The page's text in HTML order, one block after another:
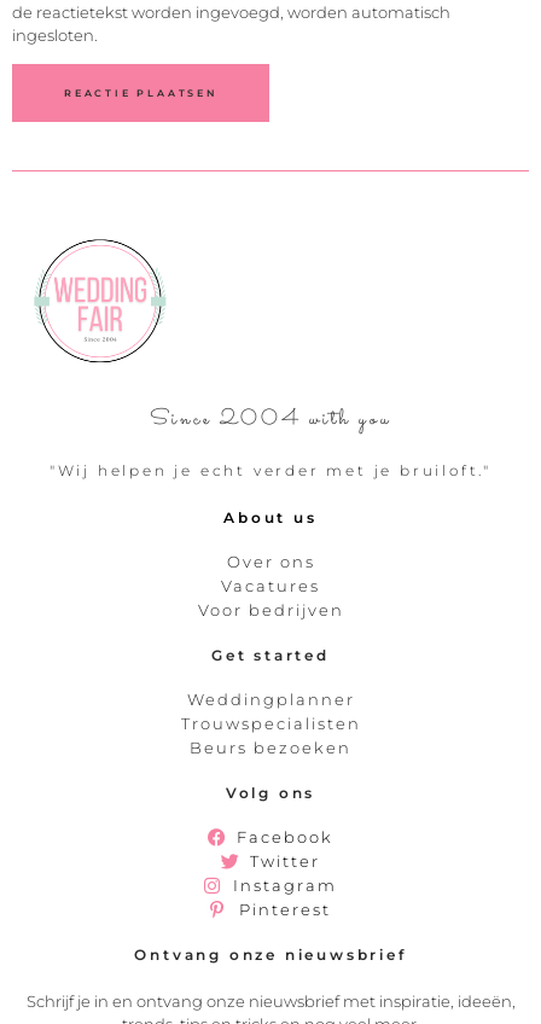
de reactietekst worden ingevoegd, worden automatisch
ingesloten.
Since 2004 with you
"Wij helpen je echt verder met je bruiloft."
About us
Over ons
Vacatures
Voor bedrijven
Get started
Weddingplanner
Trouwspecialisten
Beurs bezoeken
Volg ons
Facebook
Twitter
Instagram
Pinterest
Ontvang onze nieuwsbrief
Schrijf je in en ontvang onze nieuwsbrief met inspiratie, ideeën,